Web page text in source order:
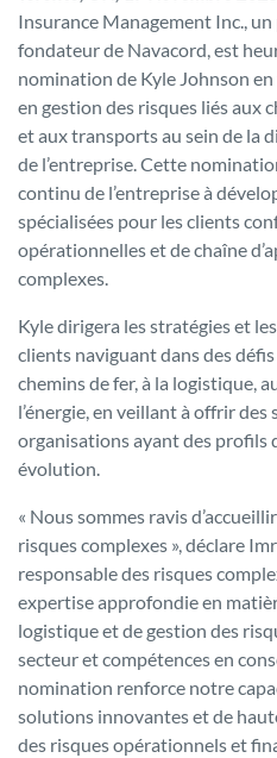
Insurance Management Inc.,
fondateur de Navacord, est
nomination de Kyle Johnson
en gestion des risques liés aux
et aux transports au sein de la
de l’entreprise. Cette
continu de l’entreprise à
spécialisées pour les clients
opérationnelles et de chaîne
complexes.
Kyle dirigera les stratégies et
clients naviguant dans des
chemins de fer, à la logistique,
l’énergie, en veillant à offrir
organisations ayant des profils
évolution.
« Nous sommes ravis
risques complexes », déclare
responsable des risques
expertise approfondie en
logistique et de gestion des
secteur et compétences en
nomination renforce notre
solutions innovantes et de
des risques opérationnels et